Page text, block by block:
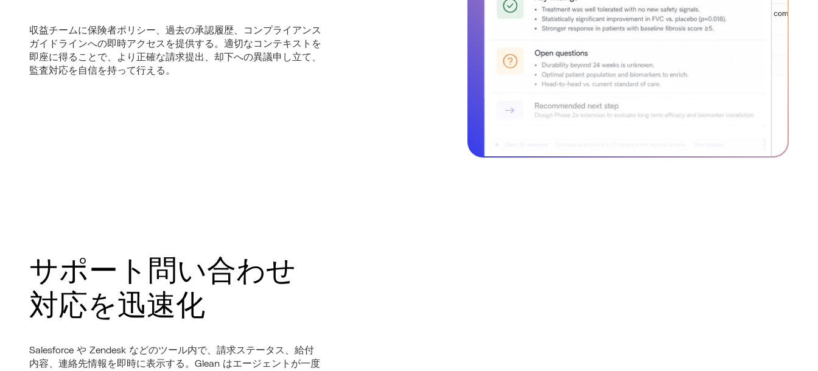
収益チームに保険者ポリシー、過去の承認履歴、コンプライアンス
ガイドラインへの即時アクセスを提供する。適切なコンテキストを
即座に得ることで、より正確な請求提出、却下への異議申し立て、
監査対応を自信を持って行える。
サポート問い合わせ
対応を迅速化
Salesforce や Zendesk などのツール内で、請求ステータス、給付
内容、連絡先情報を即時に表示する。Glean はエージェントが一度